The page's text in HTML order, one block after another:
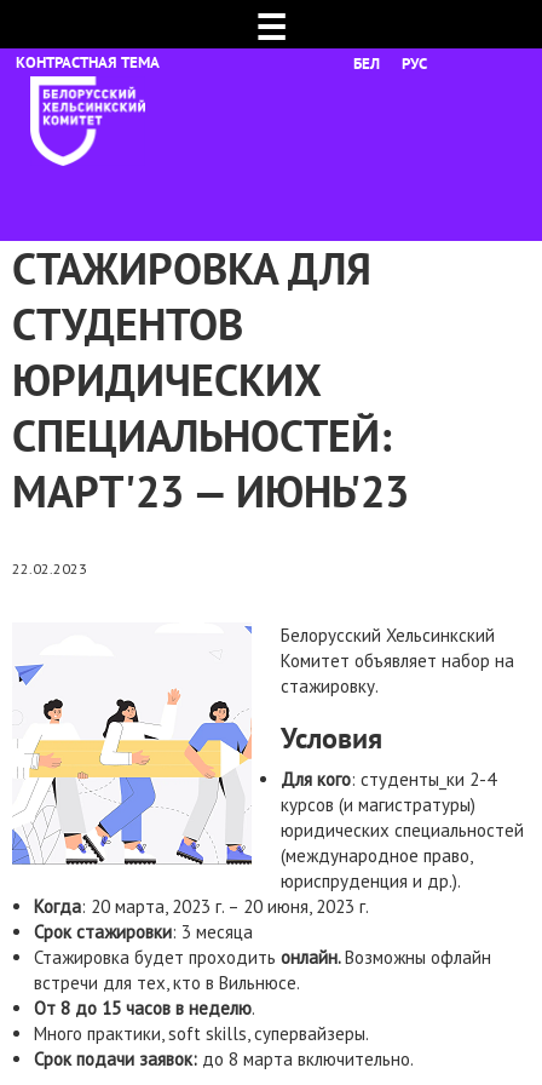
☰
БЕЛ РУС
СТАЖИРОВКА ДЛЯ
СТУДЕНТОВ
ЮРИДИЧЕСКИХ
СПЕЦИАЛЬНОСТЕЙ:
МАРТ'23 — ИЮНЬ'23
22.02.2023
Белорусский Хельсинкский
Комитет объявляет набор на
стажировку.
Условия
Для кого: студенты_ки 2-4
курсов (и магистратуры)
юридических специальностей
(международное право,
юриспруденция и др.).
Когда: 20 марта, 2023 г. – 20 июня, 2023 г.
Срок стажировки: 3 месяца
Стажировка будет проходить онлайн.Возможны офлайн
встречи для тех, кто в Вильнюсе.
От 8 до 15 часов в неделю.
Много практики, soft skills, супервайзеры.
Срок подачи заявок: до 8 марта включительно.